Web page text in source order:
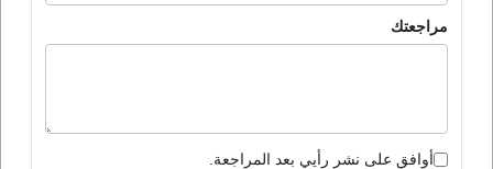
مراجعتك
أوافق على نشر رأيي بعد المراجعة.